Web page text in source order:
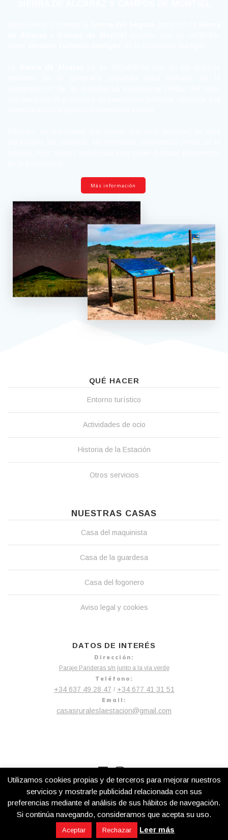
Más información
QUÉ HACER
Entorno turístico
Actividades de ocio
Historia de la Estación
Otros servicios
NUESTRAS CASAS
Casa del maquinista
Casa de la guardesa
Casa del fogonero
Aviso legal y cookies
DATOS DE INTERÉS
Dirección:
Paraje Parideras s/n junto a la vía verde
Teléfono:
+34 637 49 28 47 / +34 677 41 31 51
Email:
casasruraleslaestacion@gmail.com
La Estación de Robledo
© 2026 Web creada porPanda Rojo Producciones
Utilizamos cookies propias y de terceros para mejorar nuestros
servicios y mostrarle publicidad relacionada con sus
preferencias mediante el análisis de sus hábitos de navegación.
Si continúa navegando, consideramos que acepta su uso.
Aceptar Rechazar Leer más
¡Hola! ¿En qué podemos ayudarte?